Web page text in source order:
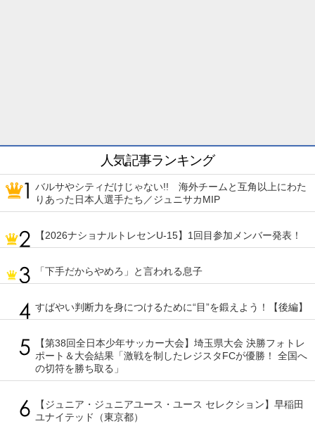
人気記事ランキング
バルサやシティだけじゃない!! 海外チームと互角以上にわた
りあった日本人選手たち／ジュニサカMIP
【2026ナショナルトレセンU-15】1回目参加メンバー発表！
「下手だからやめろ」と言われる息子
すばやい判断力を身につけるために“目”を鍛えよう！【後編】
【第38回全日本少年サッカー大会】埼玉県大会 決勝フォトレ
ポート＆大会結果「激戦を制したレジスタFCが優勝！ 全国へ
の切符を勝ち取る」
【ジュニア・ジュニアユース・ユース セレクション】早稲田
ユナイテッド（東京都）